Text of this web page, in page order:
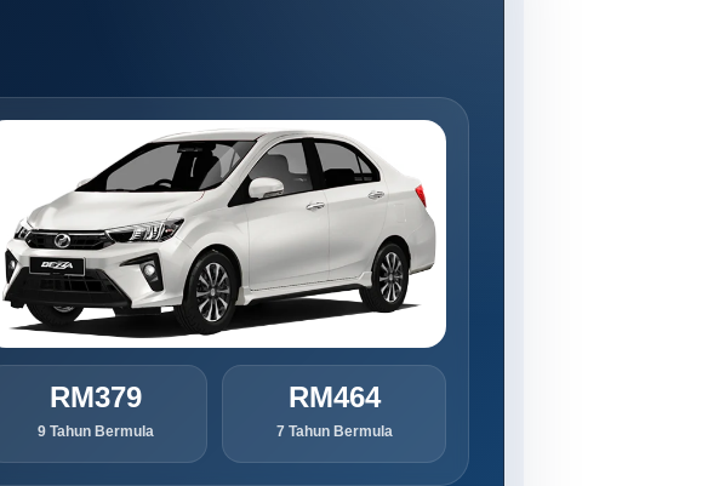
RM379
9 Tahun Bermula
RM464
7 Tahun Bermula